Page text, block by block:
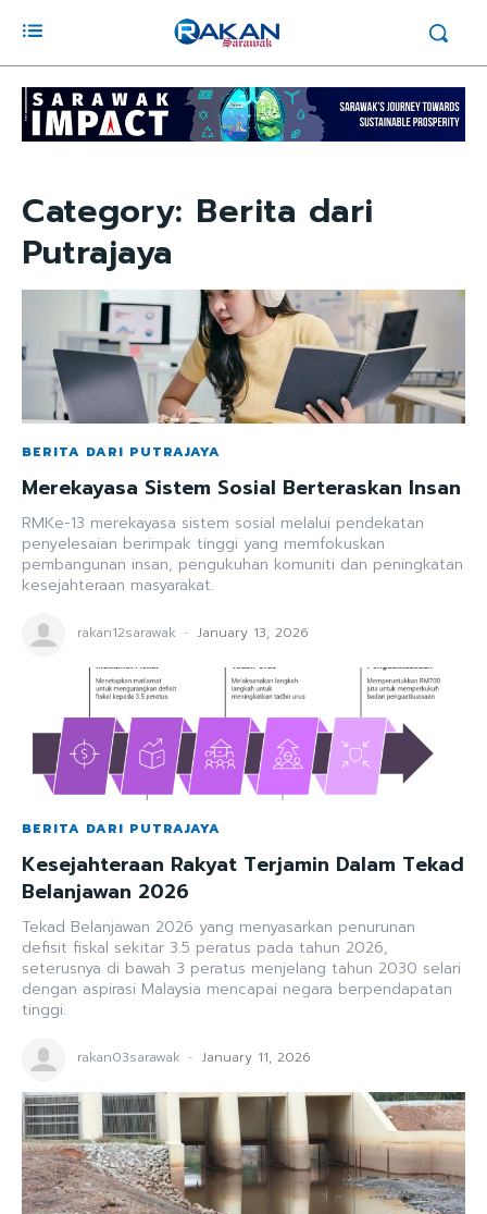
Category: Berita dari
Putrajaya
BERITA DARI PUTRAJAYA
Merekayasa Sistem Sosial Berteraskan Insan
RMKe-13 merekayasa sistem sosial melalui pendekatan
penyelesaian berimpak tinggi yang memfokuskan
pembangunan insan, pengukuhan komuniti dan peningkatan
kesejahteraan masyarakat.
rakan12sarawak - January 13, 2026
BERITA DARI PUTRAJAYA
Kesejahteraan Rakyat Terjamin Dalam Tekad
Belanjawan 2026
Tekad Belanjawan 2026 yang menyasarkan penurunan
defisit fiskal sekitar 3.5 peratus pada tahun 2026,
seterusnya di bawah 3 peratus menjelang tahun 2030 selari
dengan aspirasi Malaysia mencapai negara berpendapatan
tinggi.
rakan03sarawak - January 11, 2026